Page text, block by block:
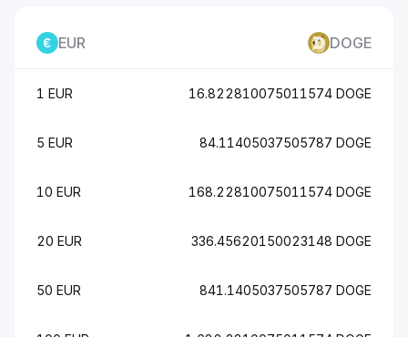
EUR DOGE
1 EUR 16.822810075011574 DOGE
5 EUR 84.11405037505787 DOGE
10 EUR 168.22810075011574 DOGE
20 EUR 336.45620150023148 DOGE
50 EUR 841.1405037505787 DOGE